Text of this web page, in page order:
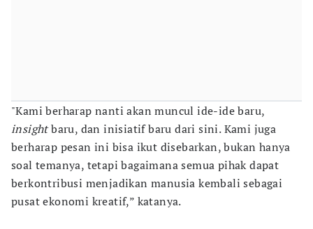
"Kami berharap nanti akan muncul ide-ide baru,
insightbaru, dan inisiatif baru dari sini. Kami juga
berharap pesan ini bisa ikut disebarkan, bukan hanya
soal temanya, tetapi bagaimana semua pihak dapat
berkontribusi menjadikan manusia kembali sebagai
pusat ekonomi kreatif,” katanya.